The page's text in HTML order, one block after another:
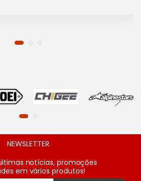
NEWSLETTER
notícias, promoções
em vários produtos!